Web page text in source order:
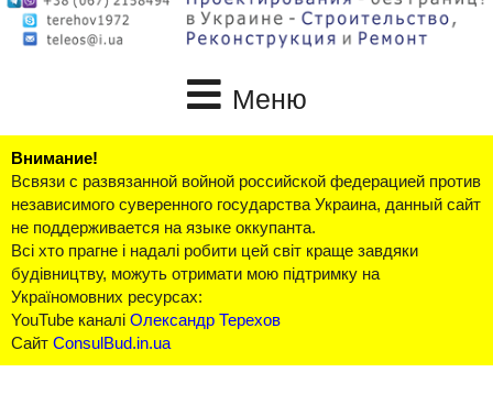
Меню
Внимание!
Всвязи с развязанной войной российской федерацией против
независимого суверенного государства Украина, данный сайт
не поддерживается на языке оккупанта.
Всі хто прагне і надалі робити цей світ краще завдяки
будівництву, можуть отримати мою підтримку на
Україномовних ресурсах:
YouTube каналі Олександр Терехов
Сайт ConsulBud.in.ua